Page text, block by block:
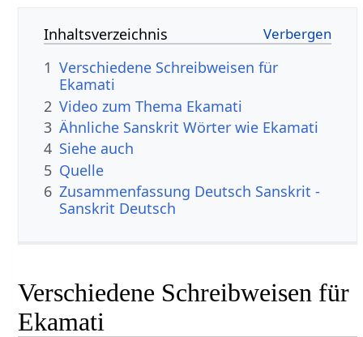
Inhaltsverzeichnis
1 Verschiedene Schreibweisen für
Ekamati
2 Video zum Thema Ekamati
3 Ähnliche Sanskrit Wörter wie Ekamati
4 Siehe auch
5 Quelle
6 Zusammenfassung Deutsch Sanskrit -
Sanskrit Deutsch
Verschiedene Schreibweisen für
Ekamati